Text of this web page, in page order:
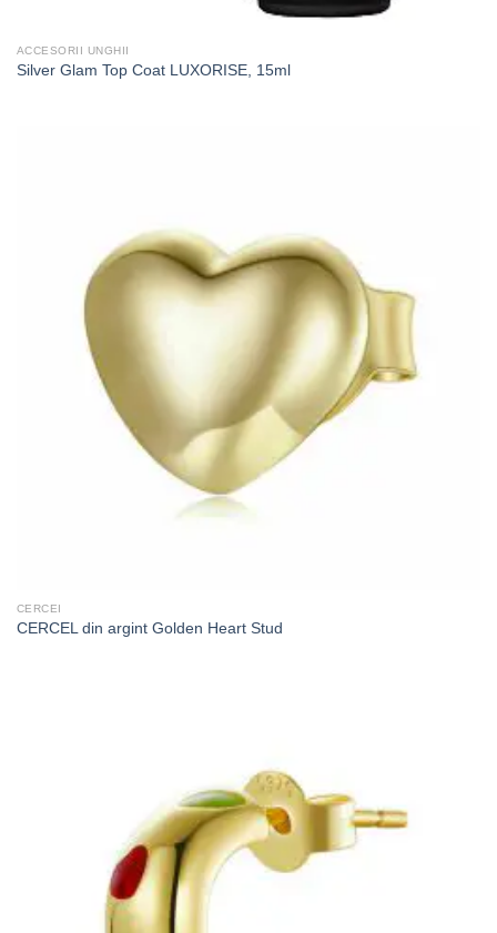
ACCESORII UNGHII
Silver Glam Top Coat LUXORISE, 15ml
CERCEI
CERCEL din argint Golden Heart Stud